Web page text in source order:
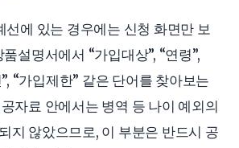
선에 있는 경우에는 신청 화면만 보
설명서에서 “가입대상”, “연령”,
“가입제한” 같은 단어를 찾아보는
자료 안에서는 병역 등 나이 예외의
지 않았으므로, 이 부분은 반드시 공